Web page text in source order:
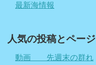
最新海情報
人気の投稿とページ
動画 先週末の群れ